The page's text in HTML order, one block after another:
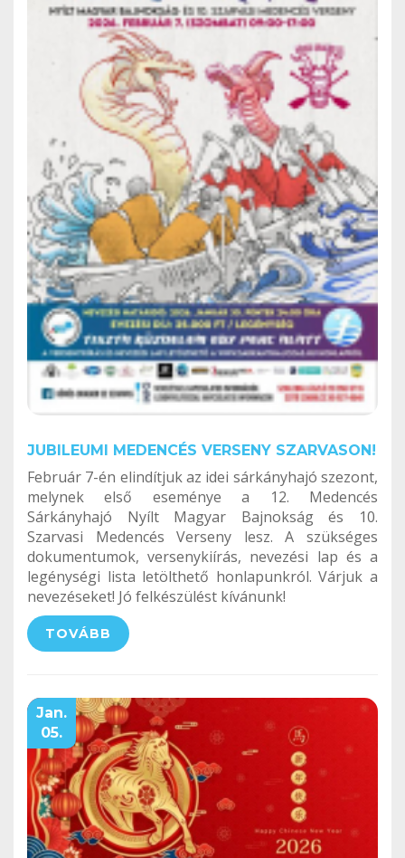
JUBILEUMI MEDENCÉS VERSENY SZARVASON!
Február 7-én elindítjuk az idei sárkányhajó szezont,
melynek első eseménye a 12. Medencés
Sárkányhajó Nyílt Magyar Bajnokság és 10.
Szarvasi Medencés Verseny lesz. A szükséges
dokumentumok, versenykiírás, nevezési lap és a
legénységi lista letölthető honlapunkról. Várjuk a
nevezéseket! Jó felkészülést kívánunk!
TOVÁBB
Jan.
05.